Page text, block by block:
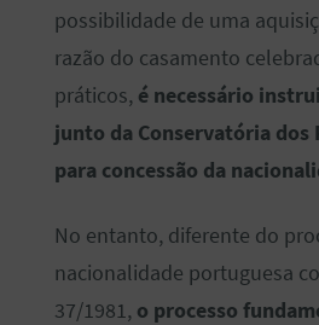
possibilidade de uma
razão do casamento
práticos, é necessário
junto da Conservatória dos
para concessão da
No entanto, diferente do
nacionalidade portuguesa
37/1981, o processo